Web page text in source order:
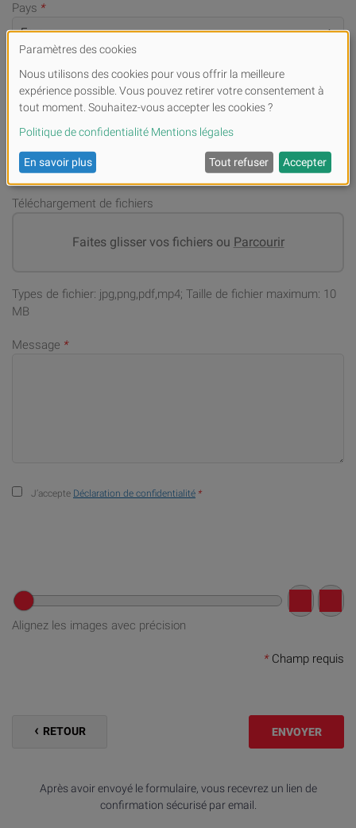
Pays *
Numéro de téléphone portable (en cas de demandes)
Adresse email*
Téléchargement de fichiers
Faites glisser vos fichiers ou Parcourir
Types de fichier: jpg,png,pdf,mp4; Taille de fichier maximum: 10
MB
Message *
J’accepte Déclaration de confidentialité *
Alignez les images avec précision
*Champ requis
RETOUR ENVOYER
Après avoir envoyé le formulaire, vous recevrez un lien de
confirmation sécurisé par email.